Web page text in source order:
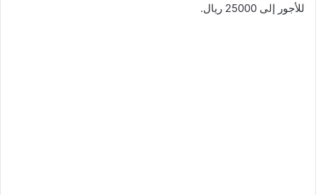
للأجور إلى 25000 ريال.